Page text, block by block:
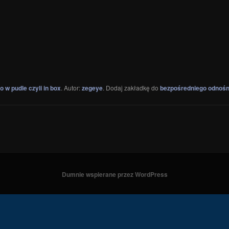
w pudle czyli in box. Autor:zegeye. Dodaj zakładkę do bezpośredniego
Dumnie wspierane przez WordPress